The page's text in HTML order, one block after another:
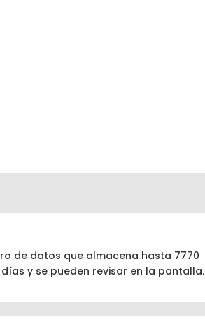
de datos que almacena hasta 7770
y se pueden revisar en la pantalla.